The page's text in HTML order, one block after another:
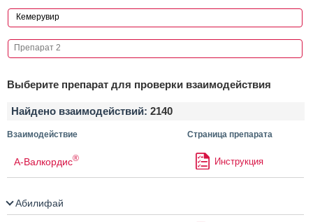
Выберите препарат для проверки взаимодействия
Найдено взаимодействий: 2140
Взаимодействие Страница препарата
А-Валкордис® Инструкция
Абилифай